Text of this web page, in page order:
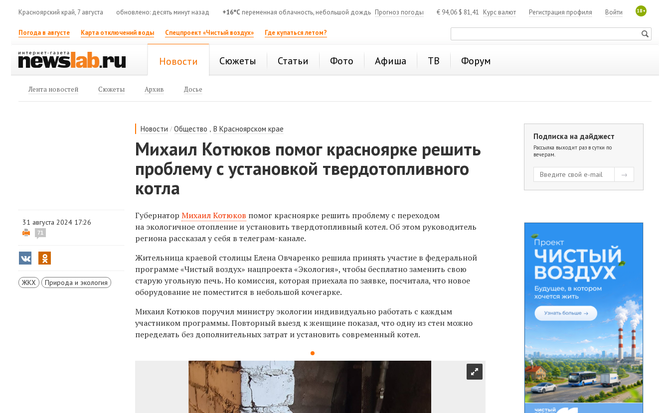
Красноярский край, 7 августа обновлено: десять минут назад +16°C переменная облачность, небольшой дождь Прогноз погоды € 94,06 $ 81,41 Курс валют 18+
Войти
Регистрация профиля
Погода в августе Карта отключений воды Спецпроект «Чистый воздух» Где купаться летом?
Новости Сюжеты Статьи Фото Афиша ТВ Форум
Лента новостей Сюжеты Архив Досье
Новости /Общество ,В Красноярском крае
Михаил Котюков помог красноярке решить
проблему с установкой твердотопливного
котла
31 августа 2024 17:26
71
ЖКХ Природа и экология
ГубернаторМихаил Котюков помог красноярке решить проблему с переходом
на экологичное отопление и установить твердотопливный котел. Об этом руководитель
региона рассказал у себя в телеграм-канале.
Жительница краевой столицы Елена Овчаренко решила принять участие в федеральной
программе «Чистый воздух» нацпроекта «Экология», чтобы бесплатно заменить свою
старую угольную печь. Но комиссия, которая приехала по заявке, посчитала, что новое
оборудование не поместится в небольшой кочегарке.
Михаил Котюков поручил министру экологии индивидуально работать с каждым
участником программы. Повторный выезд к женщине показал, что одну из стен можно
переделать без дополнительных затрат и установить современный котел.
Подписка на дайджест
Рассылка выходит раз в сутки по
вечерам.